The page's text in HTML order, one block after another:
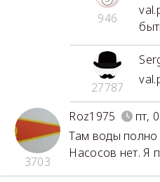
946
27787
3703
Roz1975
пт,
Там воды полно
Насосов нет. Я